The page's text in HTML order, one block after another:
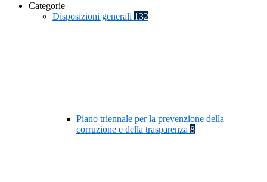
Categorie
Disposizioni generali 132
Piano triennale per la prevenzione della
corruzione e della trasparenza 8